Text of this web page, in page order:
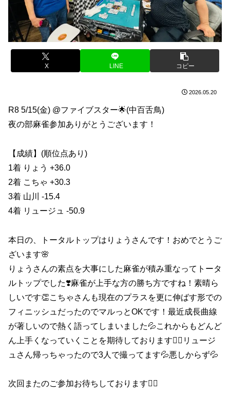
X LINE コピー
2026.05.20
R8 5/15(金) @ファイブスター🌟(中百舌鳥)
夜の部麻雀参加ありがとうございます！
【成績】(順位点あり)
1着 りょう +36.0
2着 こちゃ +30.3
3着 山川 -15.4
4着 リュージュ -50.9
本日の、トータルトップはりょうさんです！おめでとうご
ざいます🌸
りょうさんの素点を大事にした麻雀が積み重なってトータ
ルトップでした❣️麻雀が上手な方の勝ち方ですね！素晴ら
しいです👏こちゃさんも現在のプラスを更に伸ばす形での
フィニッシュだったのでマルっとOKです！最近成長曲線
が著しいので熱く語ってしまいました💦これからもどんど
ん上手くなっていくことを期待しております🙇‍♂️リュージ
ュさん帰っちゃったので3人で撮ってます💦悪しからず💦
次回またのご参加お待ちしております🙇‍♀️